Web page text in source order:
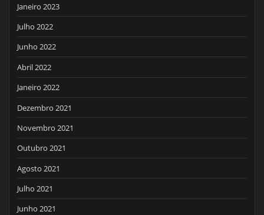
Janeiro 2023
Julho 2022
Junho 2022
Abril 2022
Janeiro 2022
Dezembro 2021
Novembro 2021
Outubro 2021
Agosto 2021
Julho 2021
Junho 2021